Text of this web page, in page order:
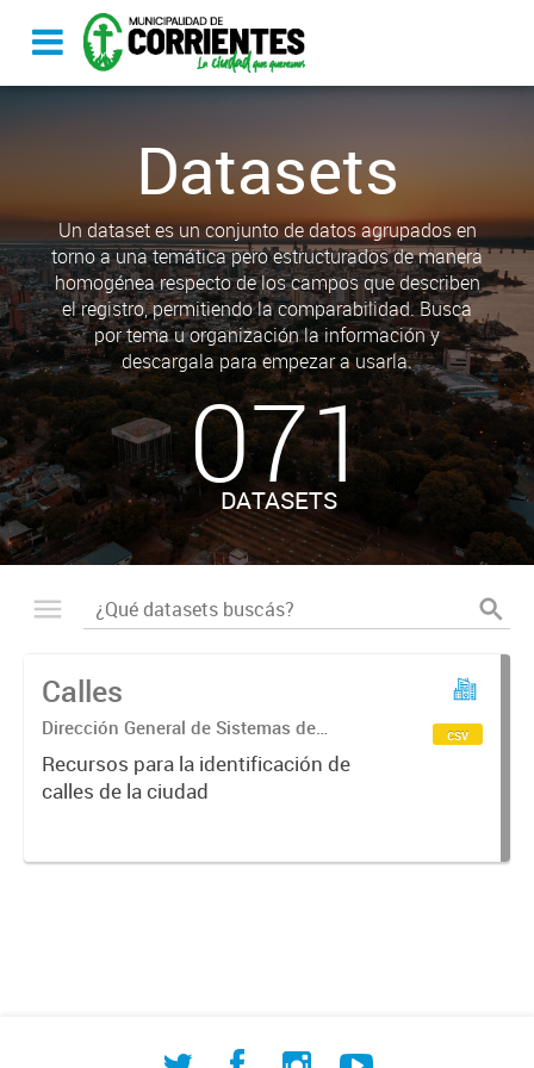
Datasets
Un dataset es un conjunto de datos agrupados en
torno a una temática pero estructurados de manera
homogénea respecto de los campos que describen
el registro, permitiendo la comparabilidad. Busca
por tema u organización la información y
descargala para empezar a usarla.
071
DATASETS
Calles
Dirección General de Sistemas de
Información Geográfica
Recursos para la identificación de
calles de la ciudad
csv